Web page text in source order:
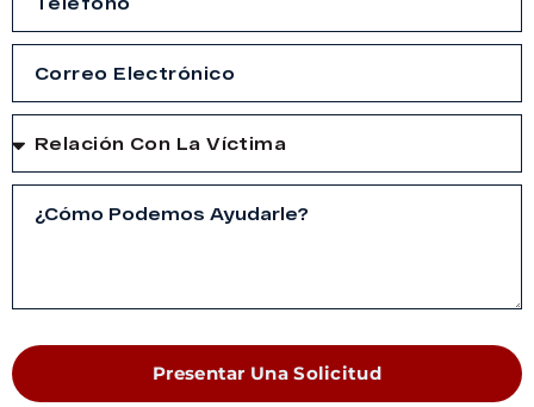
Presentar Una Solicitud